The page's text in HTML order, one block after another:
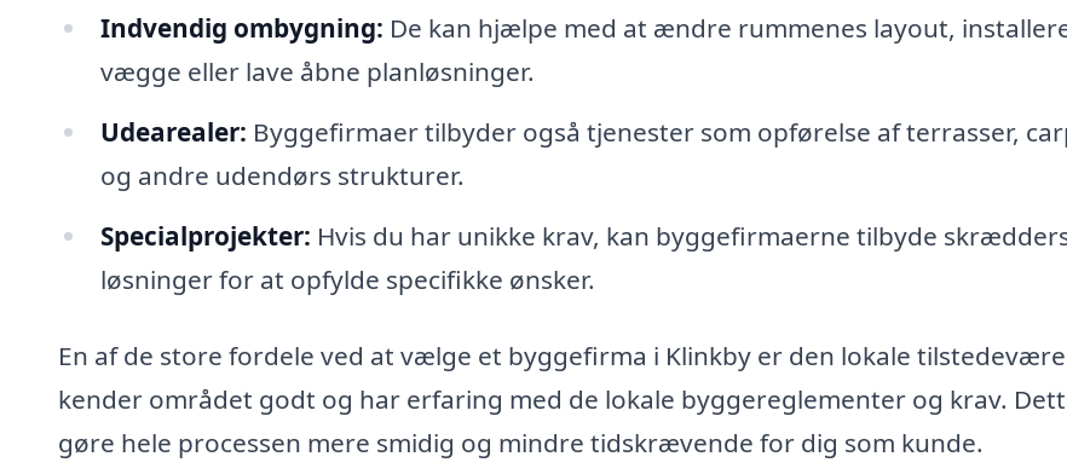
Indvendig ombygning: De kan hjælpe med at ændre rummenes layout,
vægge eller lave åbne planløsninger.
Udearealer: Byggefirmaer tilbyder også tjenester som opførelse af terrasser,
og andre udendørs strukturer.
Specialprojekter: Hvis du har unikke krav, kan byggefirmaerne tilbyde
løsninger for at opfylde specifikke ønsker.
En af de store fordele ved at vælge et byggefirma i Klinkby er den lokale
kender området godt og har erfaring med de lokale byggereglementer og krav.
gøre hele processen mere smidig og mindre tidskrævende for dig som kunde.